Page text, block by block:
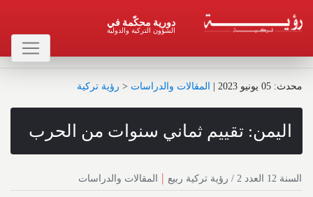
دورية محكّمة في
الشؤون التركية والدولية
محدث : 05 يونيو 2023 المقالات والدراسات < رؤية تركية
اليمن: تقييم ثماني سنوات من الحرب
السنة 12 العدد 2 / رؤية تركية ربيع | المقالات والدراسات